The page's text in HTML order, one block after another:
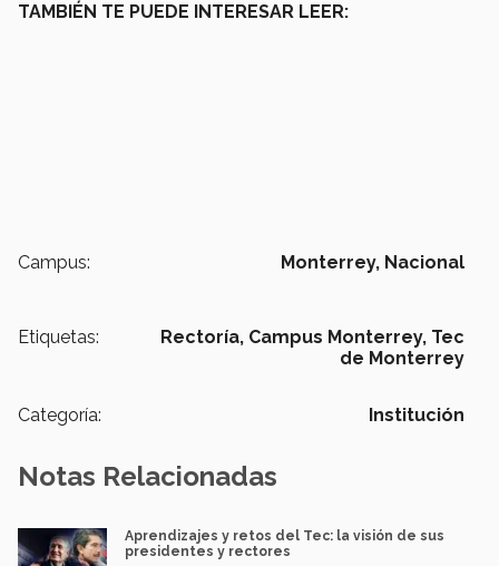
TAMBIÉN TE PUEDE INTERESAR LEER:
Campus: Monterrey, Nacional
Etiquetas: Rectoría, Campus Monterrey, Tec
de Monterrey
Categoría: Institución
Notas Relacionadas
Aprendizajes y retos del Tec: la visión de sus
presidentes y rectores